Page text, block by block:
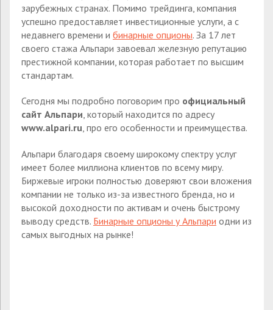
зарубежных странах. Помимо трейдинга, компания
успешно предоставляет инвестиционные услуги, а с
недавнего времени и бинарные опционы. За 17 лет
своего стажа Альпари завоевал железную репутацию
престижной компании, которая работает по высшим
стандартам.
Сегодня мы подробно поговорим про официальный
сайт Альпари, который находится по адресу
www.alpari.ru, про его особенности и преимущества.
Альпари благодаря своему широкому спектру услуг
имеет более миллиона клиентов по всему миру.
Биржевые игроки полностью доверяют свои вложения
компании не только из-за известного бренда, но и
высокой доходности по активам и очень быстрому
выводу средств. Бинарные опционы у Альпари одни из
самых выгодных на рынке!